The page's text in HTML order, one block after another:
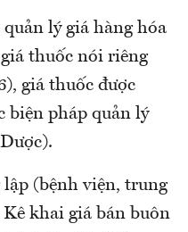
quản lý giá hàng hóa
thuốc nói riêng
giá thuốc được
biện pháp quản lý
lập (bệnh viện, trung
khai giá bán buôn